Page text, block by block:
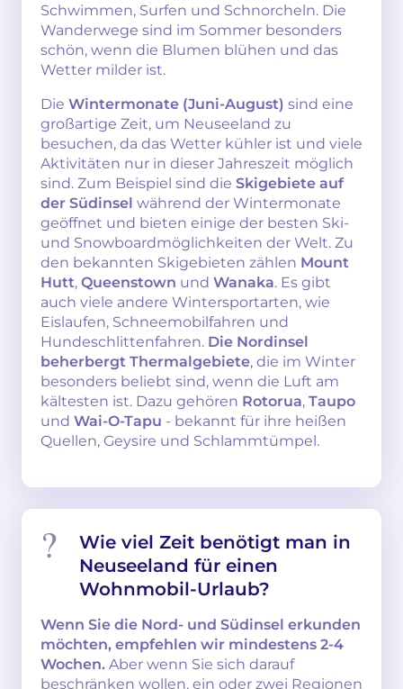
Schwimmen, Surfen und Schnorcheln. Die
Wanderwege sind im Sommer besonders
schön, wenn die Blumen blühen und das
Wetter milder ist.
Die Wintermonate (Juni-August) sind eine
großartige Zeit, um Neuseeland zu
besuchen, da das Wetter kühler ist und viele
Aktivitäten nur in dieser Jahreszeit möglich
sind. Zum Beispiel sind die Skigebiete auf
der Südinsel während der Wintermonate
geöffnet und bieten einige der besten Ski-
und Snowboardmöglichkeiten der Welt. Zu
den bekannten Skigebieten zählen Mount
Hutt, Queenstown und Wanaka. Es gibt
auch viele andere Wintersportarten, wie
Eislaufen, Schneemobilfahren und
Hundeschlittenfahren. Die Nordinsel
beherbergt Thermalgebiete, die im Winter
besonders beliebt sind, wenn die Luft am
kältesten ist. Dazu gehören Rotorua, Taupo
und Wai-O-Tapu - bekannt für ihre heißen
Quellen, Geysire und Schlammtümpel.
Wie viel Zeit benötigt man in
Neuseeland für einen
Wohnmobil-Urlaub?
Wenn Sie die Nord- und Südinsel erkunden
möchten, empfehlen wir mindestens 2-4
Wochen. Aber wenn Sie sich darauf
beschränken wollen, ein oder zwei Regionen